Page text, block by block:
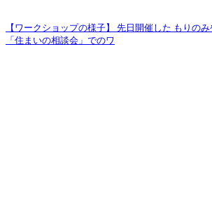
【ワークショップの様子】 先日開催した もりの
「住まいの相談会」でのワ